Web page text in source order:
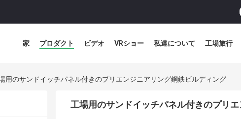
家 プロダクト ビデオ VRショー 私達について 工場旅行
用のサンドイッチパネル付きのプリエンジニアリング鋼鉄ビルディング
工場用のサンドイッチパネル付きのプリ